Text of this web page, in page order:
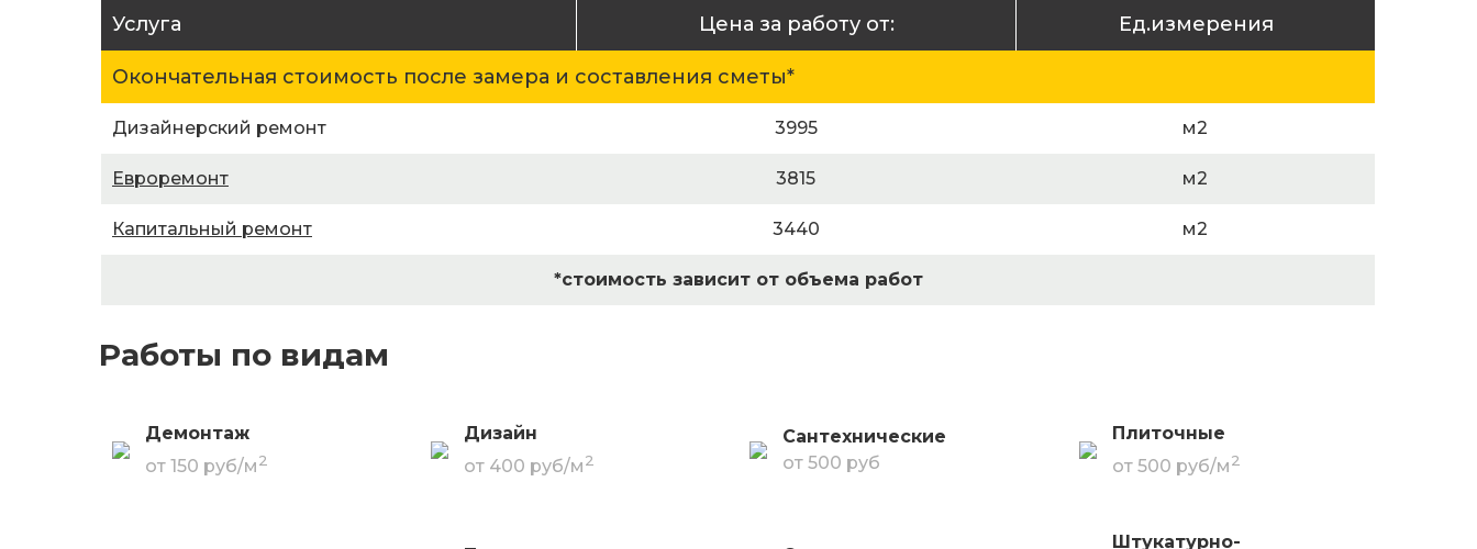
Услуга Цена за работу от: Ед.измерения
Окончательная стоимость после замера и составления сметы*
Дизайнерский ремонт 3995 м2
Евроремонт 3815 м2
Капитальный ремонт 3440 м2
*стоимость зависит от объема работ
Работы по видам
Демонтаж
от 150 руб/м2
Дизайн
от 400 руб/м2
Сантехнические
от 500 руб
Плиточные
от 500 руб/м2
Штукатурно-